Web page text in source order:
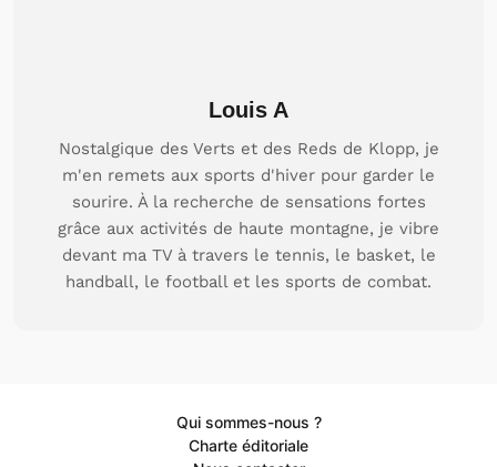
Louis A
Nostalgique des Verts et des Reds de Klopp, je
m'en remets aux sports d'hiver pour garder le
sourire. À la recherche de sensations fortes
grâce aux activités de haute montagne, je vibre
devant ma TV à travers le tennis, le basket, le
handball, le football et les sports de combat.
Qui sommes-nous ?
Charte éditoriale